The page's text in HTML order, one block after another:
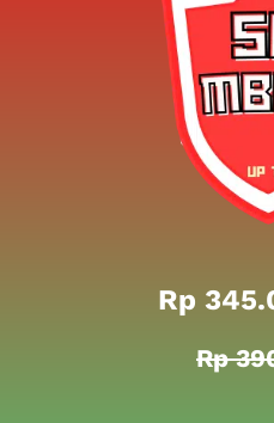
Rp
Rp